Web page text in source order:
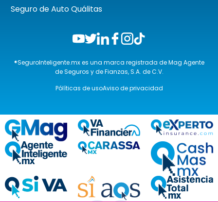
Seguro de Auto Quálitas
®SeguroInteligente.mx es una marca registrada de Mag Agente
de Seguros y de Fianzas, S.A. de C.V.
Pólíticas de usoAviso de privacidad